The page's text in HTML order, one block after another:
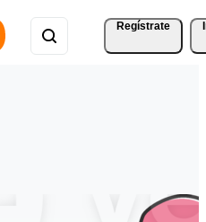
Regístrate